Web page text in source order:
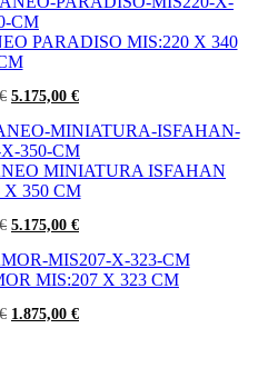
era:
5.800,00 €.4.400,00 €.
PARADISO MIS:220 X 340
€ Il
originale
era:
6.900,00 €.
5.175,00 €Il
attuale
è:
5.175,00 €.
MINIATURA ISFAHAN
X 350 CM
€ Il
originale
era:
5.175,00 €Il
attuale
è:
MIS:207 X 323 CM
€ Il1.875,00 €Il